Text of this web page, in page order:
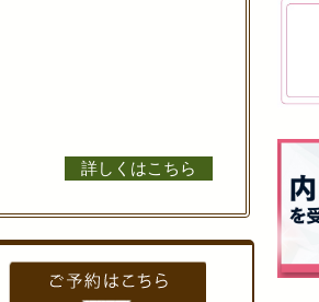
詳しくはこちら